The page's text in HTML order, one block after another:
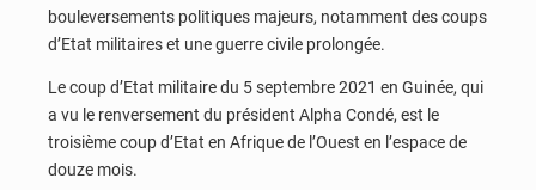
bouleversements politiques majeurs, notamment des coups
d’Etat militaires et une guerre civile prolongée.
Le coup d’Etat militaire du 5 septembre 2021 en Guinée, qui
a vu le renversement du président Alpha Condé, est le
troisième coup d’Etat en Afrique de l’Ouest en l’espace de
douze mois.